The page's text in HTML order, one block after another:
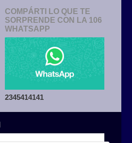
COMPÁRTI LO QUE TE
SORPRENDE CON LA 106
WHATSAPP
2345414141